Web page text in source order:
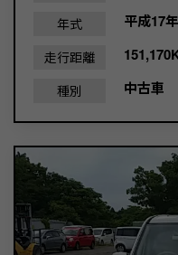
年式 平成17
走行距離
種別 中古車